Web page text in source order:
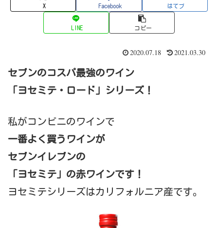
X Facebook はてブ
LINE コピー
2020.07.18 2021.03.30
セブンのコスパ最強のワイン
「ヨセミテ・ロード」シリーズ！
私がコンビニのワインで
一番よく買うワインが
セブンイレブンの
「ヨセミテ」の赤ワインです！
ヨセミテシリーズはカリフォルニア産です。